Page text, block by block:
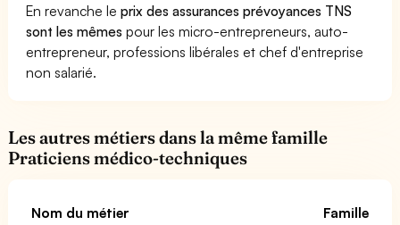
En revanche leprix des assurances prévoyances TNS
sont les mêmes pour les micro-entrepreneurs, auto-
entrepreneur, professions libérales et chef d'entreprise
non salarié.
Les autres métiers dans la même famille
Praticiens médico-techniques
Nom du métier
Famille